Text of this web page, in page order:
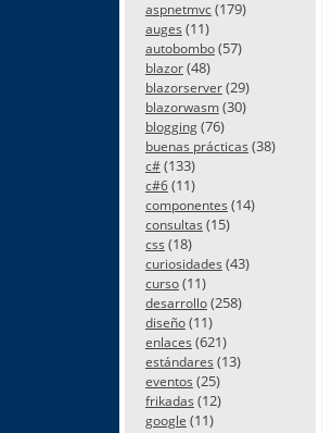
aspnetmvc(179)
auges (11)
autobombo(57)
blazor(48)
blazorserver(29)
blazorwasm(30)
blogging(76)
buenas prácticas (38)
c#(133)
c#6(11)
componentes (14)
consultas (15)
css (18)
curiosidades (43)
curso(11)
desarrollo(258)
diseño(11)
enlaces (621)
estándares (13)
eventos (25)
frikadas (12)
google (11)